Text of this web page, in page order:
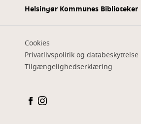
Helsingør Kommunes Biblioteker
Cookies
Privatlivspolitik og databeskyttelse
Tilgængelighedserklæring